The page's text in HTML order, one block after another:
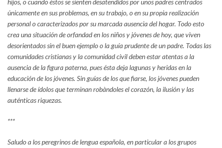
hijos, o cuando éstos se sienten desatendidos por unos padres centrados
únicamente en sus problemas, en su trabajo, o en su propia realización
personal o caracterizados por su marcada ausencia del hogar. Todo esto
crea una situación de orfandad en los niños y jóvenes de hoy, que viven
desorientados sin el buen ejemplo o la guía prudente de un padre. Todas las
comunidades cristianas y la comunidad civil deben estar atentas a la
ausencia de la figura paterna, pues ésta deja lagunas y heridas en la
educación de los jóvenes. Sin guías de los que fiarse, los jóvenes pueden
llenarse de ídolos que terminan robàndoles el corazón, la ilusión y las
auténticas riquezas.
***
Saludo a los peregrinos de lengua española, en particular a los grupos